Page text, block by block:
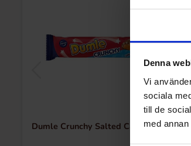
Denna
Vi
sociala
till de
med
Dumle Crunchy Salted Caramel 55g